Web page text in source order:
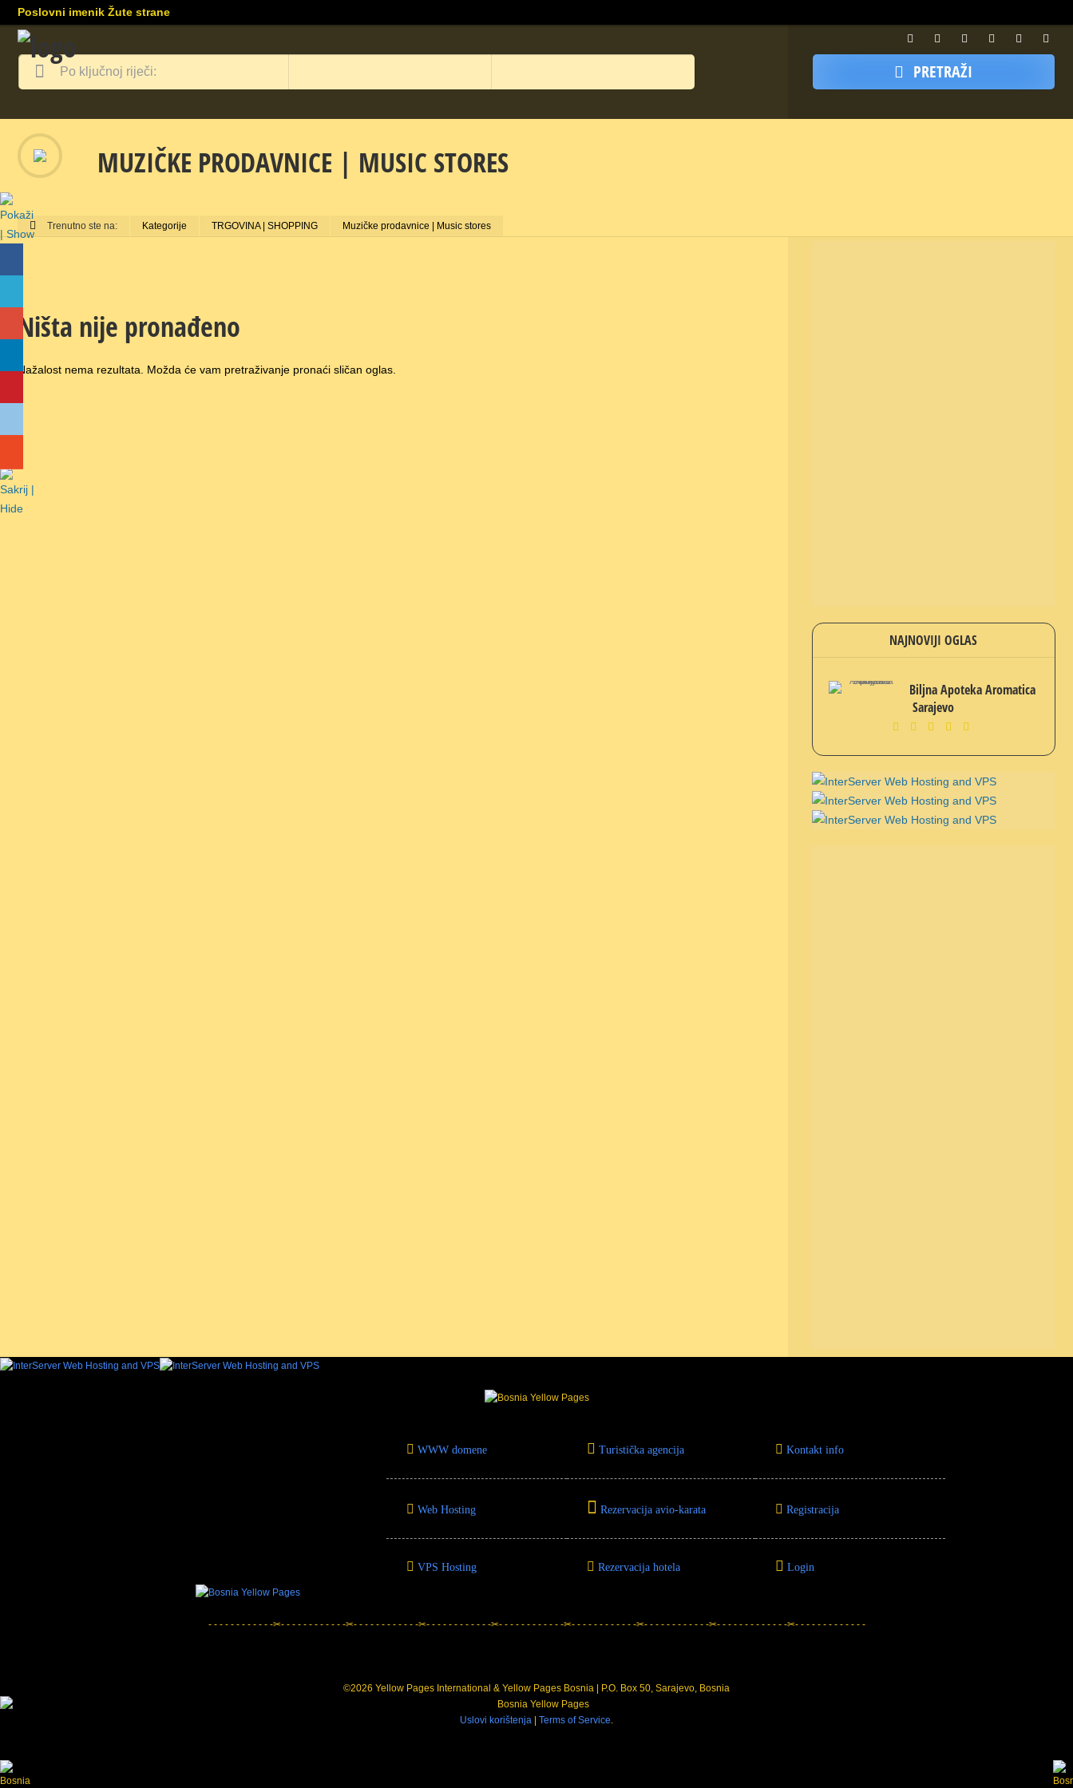
Poslovni imenik Žute strane
PRETRAŽI
MUZIČKE PRODAVNICE | MUSIC STORES
Trenutno ste na: Kategorije TRGOVINA | SHOPPING Muzičke prodavnice | Music stores
Ništa nije pronađeno
Nažalost nema rezultata. Možda će vam pretraživanje pronaći sličan oglas.
NAJNOVIJI OGLAS
Biljna Apoteka Aromatica
Sarajevo
WWW domene Turistička agencija Kontakt info
Web Hosting Rezervacija avio-karata Registracija
VPS Hosting Rezervacija hotela Login
- - - - - - - - - - - -✂- - - - - - - - - - - -✂- - - - - - - - - - - -✂- - - - - - - - - - - -✂- - - - - - - - - - - -✂- - - - - - - - - - - -✂- - - - - - - - - - - -✂- - - - - - - - - - - - -✂- - - - - - - - - - - - -
©2026 Yellow Pages International & Yellow Pages Bosnia | P.O. Box 50, Sarajevo, Bosnia
Uslovi korištenja Terms of Service.